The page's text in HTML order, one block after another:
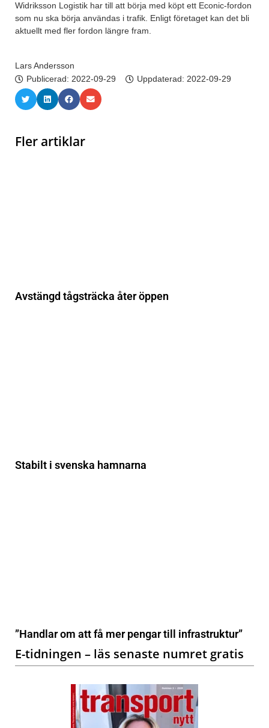
Widriksson Logistik har till att börja med köpt ett Econic-fordon
som nu ska börja användas i trafik. Enligt företaget kan det bli
aktuellt med fler fordon längre fram.
Lars Andersson
Publicerad: 2022-09-29 Uppdaterad: 2022-09-29
Fler artiklar
Avstängd tågsträcka åter öppen
Stabilt i svenska hamnarna
”Handlar om att få mer pengar till infrastruktur”
E-tidningen – läs senaste numret gratis